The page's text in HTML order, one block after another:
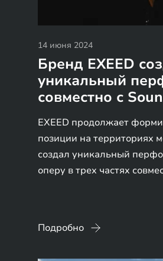
14 июня 2024
Бренд EXEED
уникальный
совместно с
EXEED продолжает
позиции на территориях
создал уникальный
оперу в трех частях
Подробно